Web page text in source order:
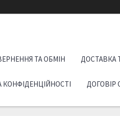
ТА ОБМІН ДОСТАВКА
КОНФІДЕНЦІЙНОСТІ ДОГОВІР